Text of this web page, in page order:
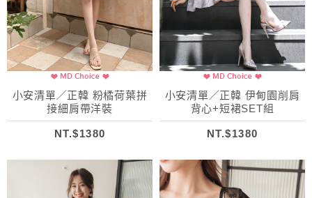
小安清單／正韓 粉橘荷葉拼
接細肩帶洋裝
NT.$1380
小安清單／正韓 伊甸園削肩
背心+短裙SET組
NT.$1380